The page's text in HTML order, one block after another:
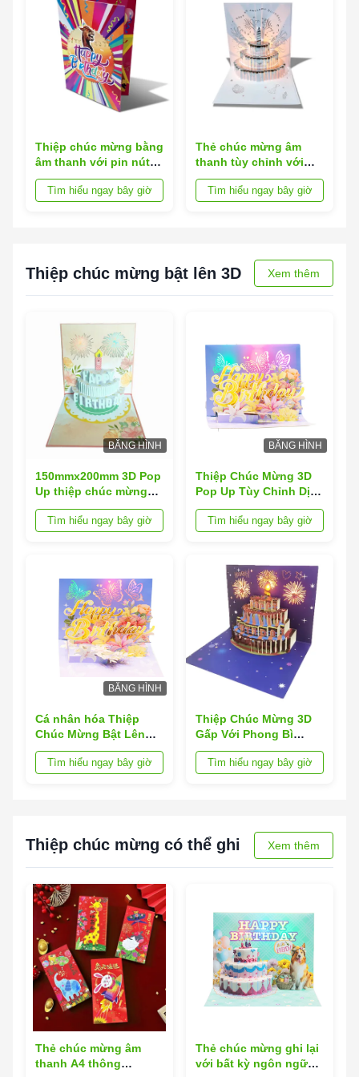
ty và tiếp thị
hàng quà tặng và lời
mời sự kiện
Thiệp chúc mừng bằng
âm thanh với pin nút
bấm Nhiều tùy chọn
ngôn ngữ và giai điệu
Tìm hiểu ngay bây giờ
Thẻ chúc mừng âm
thanh tùy chỉnh với
nhiều tùy chọn ngôn
ngữ cho mọi dịp
Tìm hiểu ngay bây giờ
Thiệp chúc mừng bật lên 3D Xem thêm
BĂNG HÌNH
150mmx200mm 3D Pop
Up thiệp chúc mừng
với độ phân giải cao in
kỹ thuật số hoàn hảo
Tìm hiểu ngay bây giờ
BĂNG HÌNH
Thiệp Chúc Mừng 3D
Pop Up Tùy Chỉnh Dịch
Vụ OEM Được Chấp
Nhận cho Dịp Tiêu
Tìm hiểu ngay bây giờ
BĂNG HÌNH
Cá nhân hóa Thiệp
Chúc Mừng Bật Lên
Nhân Tạo cho Trải
Nghiệm Đáng Nhớ
Tìm hiểu ngay bây giờ
Thiệp Chúc Mừng 3D
Gấp Với Phong Bì
Thiết Kế Pop Up Độc
Đáo Hoàn Hảo Cho Sự
Tìm hiểu ngay bây giờ
Thiệp chúc mừng có thể ghi Xem thêm
Thẻ chúc mừng âm
thanh A4 thông
Thẻ chúc mừng ghi lại
với bất kỳ ngôn ngữ